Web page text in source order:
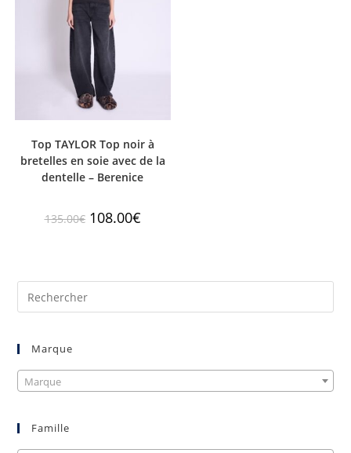
Top TAYLOR Top noir à
bretelles en soie avec de la
dentelle – Berenice
135.00€ 108.00€
Marque
Marque
Famille